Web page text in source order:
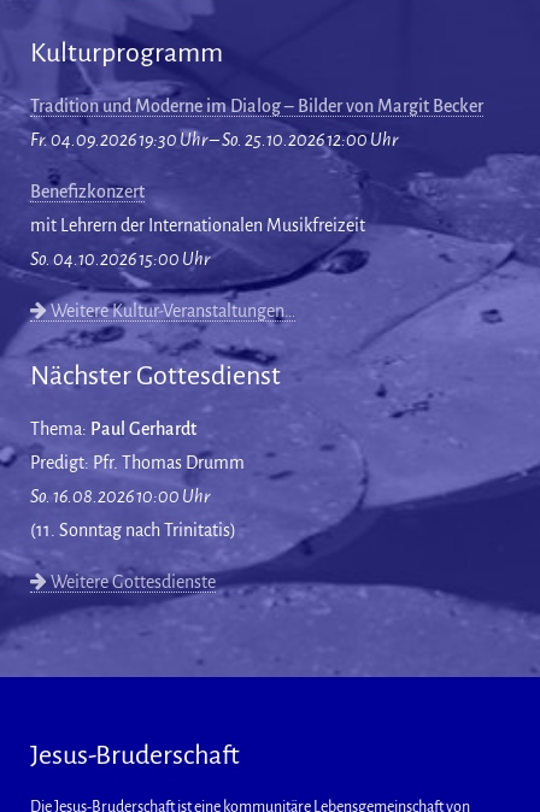
Kulturprogramm
Tradition und Moderne im Dialog – Bilder von Margit Becker
Fr. 04.09.2026 19:30 Uhr – So. 25.10.2026 12:00 Uhr
Benefizkonzert
mit Lehrern der Internationalen Musikfreizeit
So. 04.10.2026 15:00 Uhr
Weitere Kultur-Veranstaltungen…
Nächster Gottesdienst
Thema: Paul Gerhardt
Predigt: Pfr. Thomas Drumm
So. 16.08.2026 10:00 Uhr
(11. Sonntag nach Trinitatis)
Weitere Gottesdienste
Jesus-Bruderschaft
Die Jesus-Bruderschaft ist eine kommunitäre Lebensgemeinschaft von